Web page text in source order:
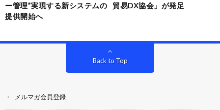
ー管理”実現する新システムの
提供開始へ
貿易DX協会」が発足
Back to Top
メルマガ会員登録